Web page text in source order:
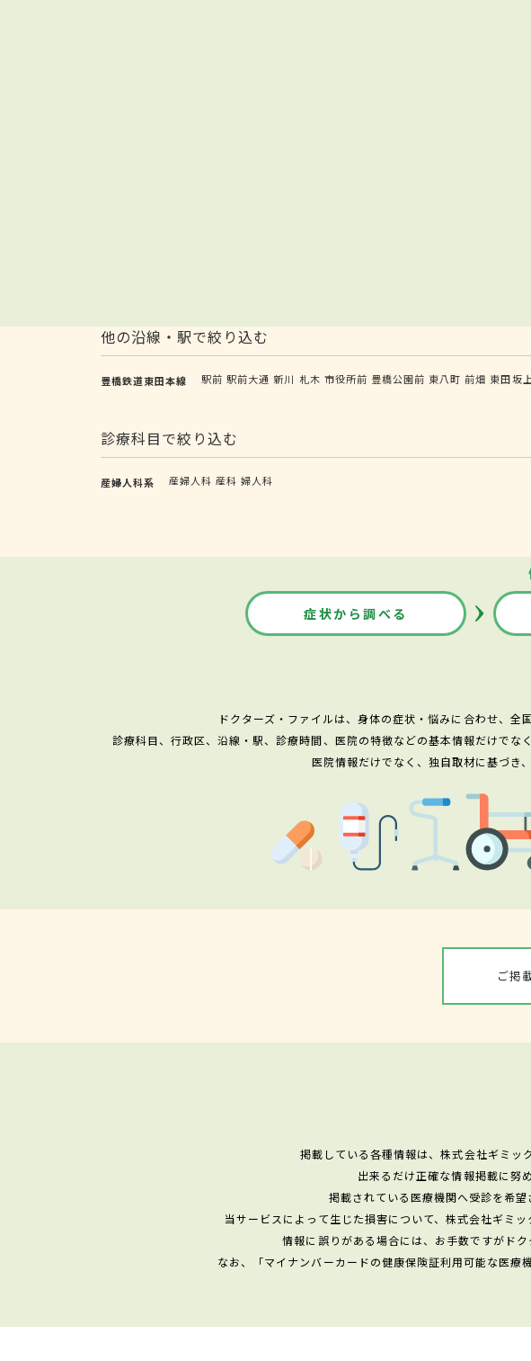
他の沿線・駅で絞り込む
豊橋鉄道東田本線 駅前 駅前大通 新川 札木 市役所前 豊橋公園前 東八町 前畑 東田坂上
診療科目で絞り込む
産婦人科系 産婦人科 産科 婦人科
症状から調べる
ドクターズ・ファイルは、身体の症状・悩みに合わせ、全
診療科目、行政区、沿線・駅、診療時間、医院の特徴などの基本情報だけで
医院情報だけでなく、独自取材に基づき
ご掲
掲載している各種情報は、株式会社ギミッ
出来るだけ正確な情報掲載に努
掲載されている医療機関へ受診を希
当サービスによって生じた損害について、株式会社ギミ
情報に誤りがある場合には、お手数ですがド
なお、「マイナンバーカードの健康保険証利用可能な医療